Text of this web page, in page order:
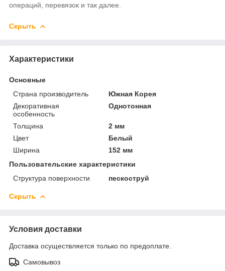
операций, перевязок и так далее.
Скрыть
Характеристики
Основные
Страна производитель
Южная Корея
Декоративная
особенность
Однотонная
Толщина
2 мм
Цвет
Белый
Ширина
152 мм
Пользовательские характеристики
Структура поверхности
пескоструй
Скрыть
Условия доставки
Доставка осуществляется только по предоплате.
Самовывоз